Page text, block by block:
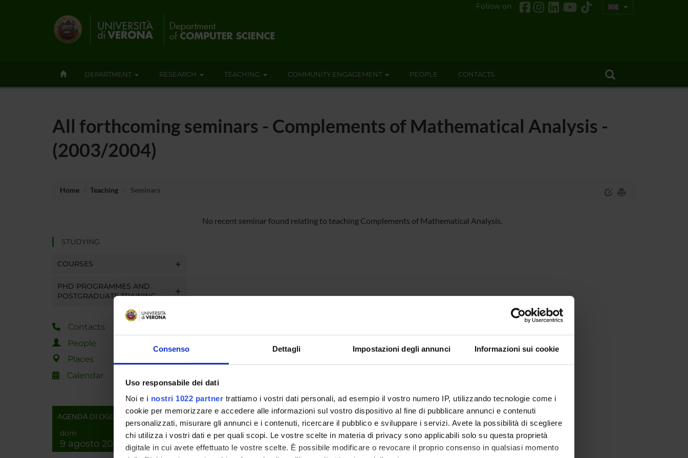
Consenso Dettagli Impostazioni degli annunci Informazioni sui cookie
Uso responsabile dei dati
Noi e i nostri 1022 partner trattiamo i vostri dati personali, ad esempio il vostro numero IP, utilizzando tecnologie come i
cookie per memorizzare e accedere alle informazioni sul vostro dispositivo al fine di pubblicare annunci e contenuti
personalizzati, misurare gli annunci e i contenuti, ricercare il pubblico e sviluppare i servizi. Avete la possibilità di scegliere
chi utilizza i vostri dati e per quali scopi. Le vostre scelte in materia di privacy sono applicabili solo su questa proprietà
digitale in cui avete effettuato le vostre scelte. È possibile modificare o revocare il proprio consenso in qualsiasi momento
Follow on
DEPARTMENT RESEARCH TEACHING COMMUNITY ENGAGEMENT PEOPLE CONTACTS
All forthcoming seminars - Complements of Mathematical Analysis -
(2003/2004)
Home Teaching Seminars
STUDYING
COURSES
PHD PROGRAMMES AND
POSTGRADUATE TRAINING
Contacts
People
Places
Calendar
AGENDA DI OGGI
dom
9 agosto 2026
No recent seminar found relating to teaching Complements of Mathematical Analysis.